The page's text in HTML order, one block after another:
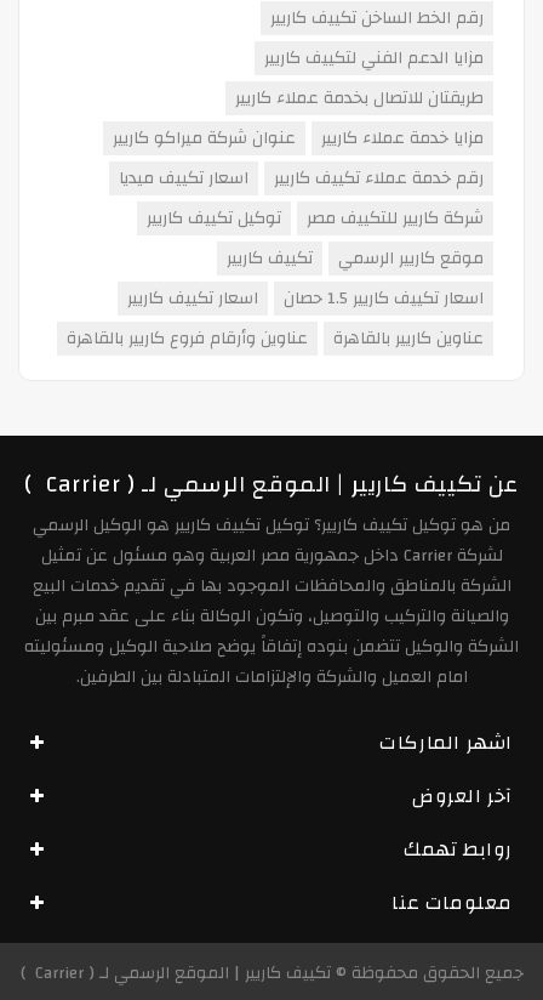
رقم الخط الساخن تكييف كاريير
مزايا الدعم الفني لتكييف كاريير
طريقتان للاتصال بخدمة عملاء كاريير
مزايا خدمة عملاء كاريير
عنوان شركة ميراكو كاريير
رقم خدمة عملاء تكييف كاريير
اسعار تكييف ميديا
شركة كاريير للتكييف مصر
توكيل تكييف كاريير
موقع كاريير الرسمي
تكييف كاريير
اسعار تكييف كاريير 1.5 حصان
اسعار تكييف كاريير
عناوين كاريير بالقاهرة
عناوين وأرقام فروع كاريير بالقاهرة
عن تكييف كاريير | الموقع الرسمي لـ ( Carrier )
من هو توكيل تكييف كاريير؟ توكيل تكييف كاريير هو الوكيل الرسمي
لشركة Carrier داخل جمهورية مصر العربية وهو مسئول عن تمثيل
الشركة بالمناطق والمحافظات الموجود بها في تقديم خدمات البيع
والصيانة والتركيب والتوصيل، وتكون الوكالة بناء على عقد مبرم بين
الشركة والوكيل تتضمن بنوده إتفاقاً يوضح صلاحية الوكيل ومسئوليته
امام العميل والشركة والإلتزامات المتبادلة بين الطرفين.
اشهر الماركات
آخر العروض
روابط تهمك
معلومات عنا
جميع الحقوق محفوظة ©تكييف كاريير | الموقع الرسمي لـ ( Carrier )